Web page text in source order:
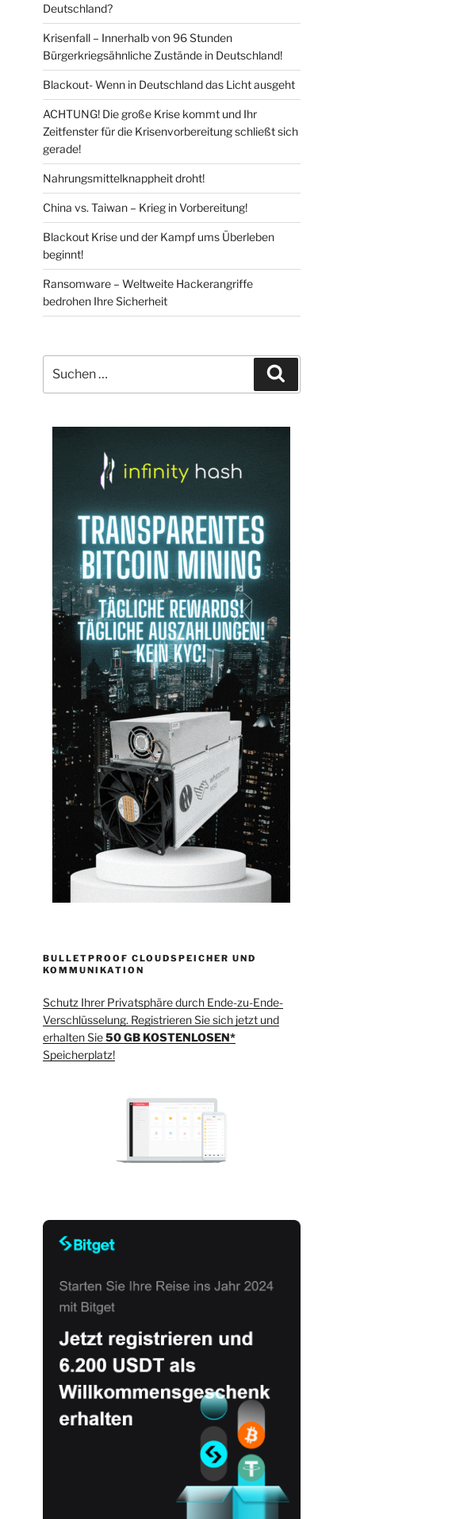
Deutschland?
Krisenfall – Innerhalb von 96 Stunden
Bürgerkriegsähnliche Zustände in Deutschland!
Blackout- Wenn in Deutschland das Licht ausgeht
ACHTUNG! Die große Krise kommt und Ihr
Zeitfenster für die Krisenvorbereitung schließt sich
gerade!
Nahrungsmittelknappheit droht!
China vs. Taiwan – Krieg in Vorbereitung!
Blackout Krise und der Kampf ums Überleben
beginnt!
Ransomware – Weltweite Hackerangriffe
bedrohen Ihre Sicherheit
nach:
BULLETPROOF CLOUDSPEICHER UND
KOMMUNIKATION
Schutz Ihrer Privatsphäre durch Ende-zu-Ende-
Verschlüsselung. Registrieren Sie sich jetzt und
erhalten Sie50 GB KOSTENLOSEN*
Speicherplatz!